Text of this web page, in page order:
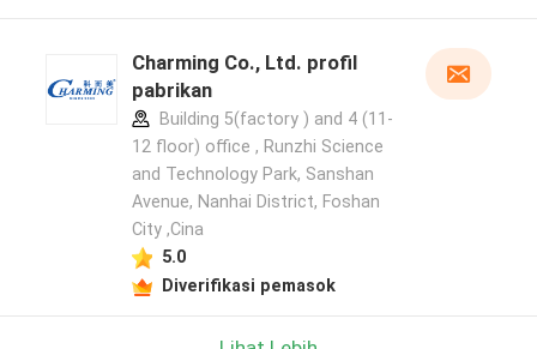
Charming Co., Ltd. profil
pabrikan
Building 5(factory ) and 4 (11-
12 floor) office , Runzhi Science
and Technology Park, Sanshan
Avenue, Nanhai District, Foshan
City ,Cina
5.0
Diverifikasi pemasok